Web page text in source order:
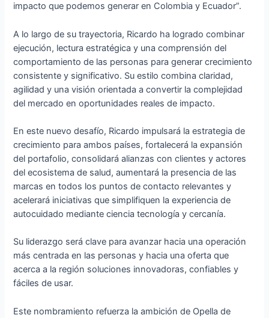
impacto que podemos generar en Colombia y Ecuador”.
A lo largo de su trayectoria, Ricardo ha logrado combinar
ejecución, lectura estratégica y una comprensión del
comportamiento de las personas para generar crecimiento
consistente y significativo. Su estilo combina claridad,
agilidad y una visión orientada a convertir la complejidad
del mercado en oportunidades reales de impacto.
En este nuevo desafío, Ricardo impulsará la estrategia de
crecimiento para ambos países, fortalecerá la expansión
del portafolio, consolidará alianzas con clientes y actores
del ecosistema de salud, aumentará la presencia de las
marcas en todos los puntos de contacto relevantes y
acelerará iniciativas que simplifiquen la experiencia de
autocuidado mediante ciencia tecnología y cercanía.
Su liderazgo será clave para avanzar hacia una operación
más centrada en las personas y hacia una oferta que
acerca a la región soluciones innovadoras, confiables y
fáciles de usar.
Este nombramiento refuerza la ambición de Opella de